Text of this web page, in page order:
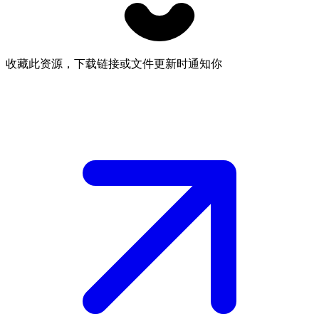
收藏此资源，下载链接或文件更新时通知你